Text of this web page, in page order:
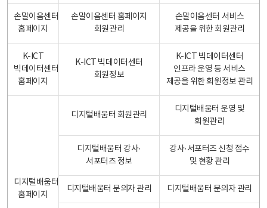
손말이음센터
홈페이지
손말이음센터 홈페이지
회원관리
손말이음센터 서비스
제공을 위한 회원관리
K-ICT
빅데이터센터
홈페이지
K-ICT 빅데이터센터
회원정보
K-ICT 빅데이터센터
인프라 운영 등 서비스
제공을 위한 회원정보 관리
디지털배움터
홈페이지
디지털배움터 회원관리
디지털배움터 운영 및
회원관리
디지털배움터 강사·
서포터즈 정보
강사·서포터즈 신청 접수
및 현황 관리
디지털배움터 문의자 관리 디지털배움터 문의자 관리